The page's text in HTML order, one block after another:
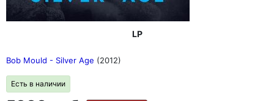
LP
Bob Mould - Silver Age (2012)
Есть в наличии